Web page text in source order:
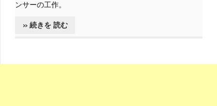
ンサーの工作。
» 続きを 読む